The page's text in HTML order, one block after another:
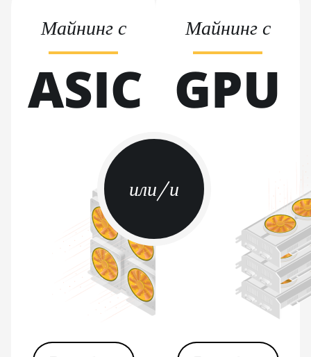
BITMAIN AntMiner S21
Hyd. (335Th)
Immersion (301Th)
BITMAIN AntMiner S21
BITMAIN AntMiner S21 XP
BITMAIN AntMiner S21 XP
Hyd (473Th)
BITMAIN AntMiner S21 XP
Immersion (300Th)
BITMAIN AntMiner S21
XP+ Hyd (500Th)
BITMAIN AntMiner S21+
BITMAIN AntMiner S21+
или/и
Майнинг с
ASIC
Майнинг с
GPU